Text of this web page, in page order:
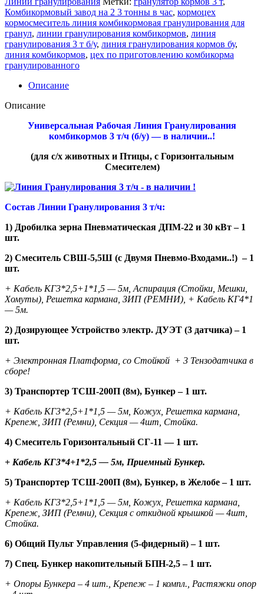
Комбикормовый завод на 2 3 тонны в час, кормоцех
кормосмеситель линия комбикормовая гранулирования для
гранул, линии гранулирования комбикормов, линия
гранулирования 3 т б/у, линия гранулирования кормов бу,
линия комбикормов, цех по приготовлению комбикорма
гранулированного
Описание
Описание
Универсальная Рабочая Линия Гранулирования
комбикормов 3 т/ч (б/у)— в наличии..!
(для с/х животных и Птицы, с Горизонтальным
Смесителем)
Состав Линии Гранулирования 3 т/ч:
1) Дробилка зерна Пневматическая ДПМ-22 и 30 кВт – 1
шт.
2) Смеситель СВШ-5,5Ш (с Двумя Пневмо-Входами..!) – 1
шт.
+ Кабель КГ3*2,5+1*1,5 — 5м, Аспирация (Стойки, Мешки,
Хомуты), Решетка кармана, ЗИП (РЕМНИ), + Кабель КГ4*1
— 5м.
2) Дозирующее Устройство электр. ДУЭТ (3 датчика) – 1
шт.
+ Электронная Платформа, со Стойкой + 3 Тензодатчика в
сборе!
3) Транспортер ТСШ-200П (8м), Бункер – 1 шт.
+ Кабель КГ3*2,5+1*1,5 — 5м, Кожух, Решетка кармана,
Крепеж, ЗИП (Ремни), Секция — 4шт, Стойка.
4) Смеситель Горизонтальный СГ-11 — 1 шт.
+ Кабель КГ3*4+1*2,5 — 5м, Приемный Бункер.
5) Транспортер ТСШ-200П (8м), Бункер, в Желобе – 1 шт.
+ Кабель КГ3*2,5+1*1,5 — 5м, Кожух, Решетка кармана,
Крепеж, ЗИП (Ремни), Секция с откидной крышкой — 4шт,
Стойка.
6) Общий Пульт Управления (5-фидерный) – 1 шт.
7) Спец. Бункер накопительный БПН-2,5 – 1 шт.
+ Опоры Бункера – 4 шт., Крепеж – 1 компл., Растяжки опор